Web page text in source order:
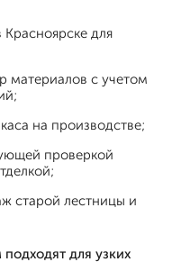
для
материалов с учетом
на производстве;
проверкой
старой лестницы и
для узких